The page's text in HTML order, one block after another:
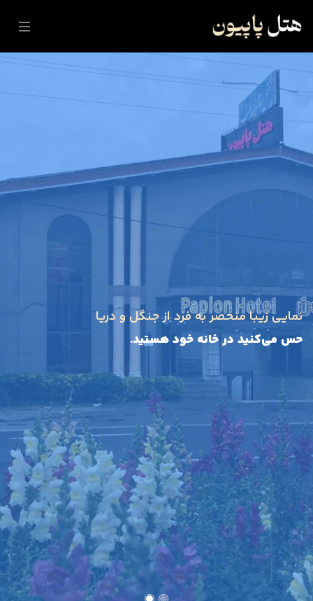
نمایی زیبا منحصر به فرد از جنگل و دریا
حس می‌کنید در خانه خود هستید.